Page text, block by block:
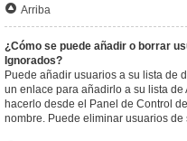
Arriba
¿Cómo se puede añadir o borrar
Ignorados?
Puede añadir usuarios a su lista de
un enlace para añadirlo a su lista
hacerlo desde el Panel de Control
nombre. Puede eliminar usuarios